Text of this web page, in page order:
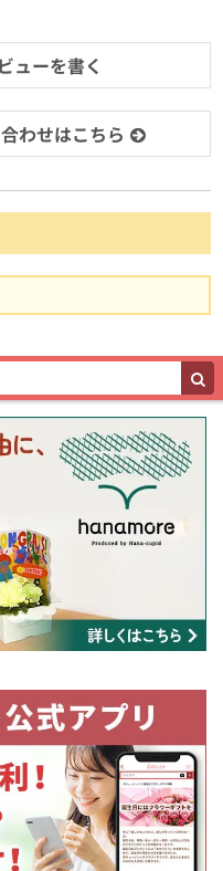
ューを書く
わせはこちら